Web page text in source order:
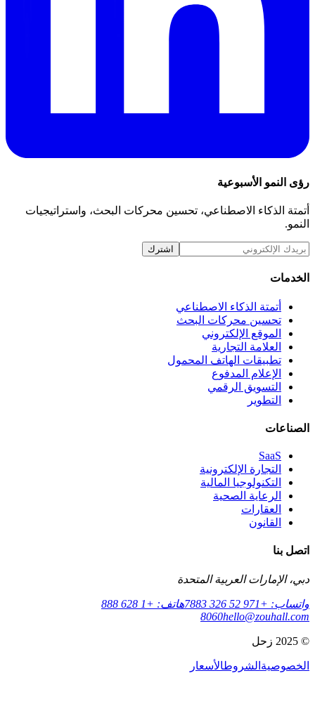
رؤى النمو الأسبوعية
أتمتة الذكاء الاصطناعي، تحسين محركات البحث، واستراتيجيات
النمو.
اشترك
الخدمات
أتمتة الذكاء الاصطناعي
تحسين محركات البحث
الموقع الإلكتروني
العلامة التجارية
تطبيقات الهاتف المحمول
الإعلام المدفوع
التسويق الرقمي
التطوير
الصناعات
SaaS
التجارة الإلكترونية
التكنولوجيا المالية
الرعاية الصحية
العقارات
القانون
اتصل بنا
دبي، الإمارات العربية المتحدة
واتساب: +971 52 326 7883
هاتف: +1 628 888
8060hello@zouhall.com
© 2025 زحل
الخصوصية الشروطالأسعار